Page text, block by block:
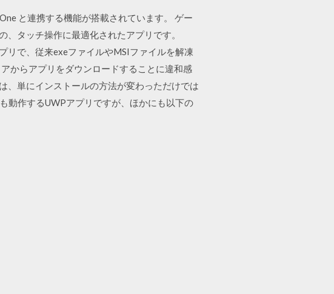
と連携する機能が搭載されています。 ゲー
、タッチ操作に最適化されたアプリです。
で、従来exeファイルやMSIファイルを解凍
からアプリをダウンロードすることに違和感
単にインストールの方法が変わっただけでは
動作するUWPアプリですが、ほかにも以下の